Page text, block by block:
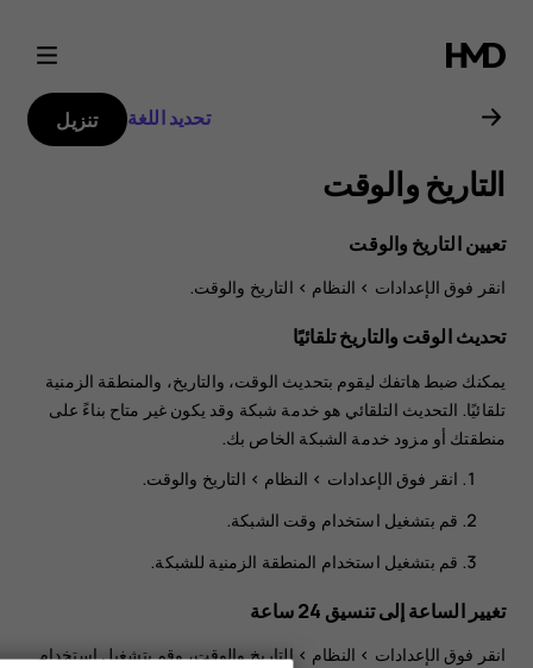
دليل
مستخدم
Nokia
G21
تحديد اللغة تنزيل
التاريخ والوقت
تعيين التاريخ والوقت
انقر فوق > النظام > التاريخ والوقت.
تحديث الوقت والتاريخ تلقائيًا
يمكنك ضبط هاتفك ليقوم بتحديث الوقت، والتاريخ، والمنطقة الزمنية
تلقائيًا. التحديث التلقائي هو خدمة شبكة وقد يكون غير متاح بناءً على
منطقتك أو مزود خدمة الشبكة الخاص بك.
انقر فوق
> النظام > التاريخ والوقت.
قم بتشغيل استخدام وقت الشبكة.
قم بتشغيل استخدام المنطقة الزمنية للشبكة.
تغيير الساعة إلى تنسيق 24 ساعة
انقر فوق > النظام >التاريخ والوقت، وقم بتشغيل‎استخدام